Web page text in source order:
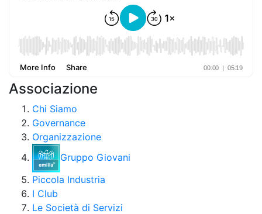
Associazione
Chi Siamo
Governance
Organizzazione
Gruppo Giovani
Piccola Industria
I Club
Le Società di Servizi